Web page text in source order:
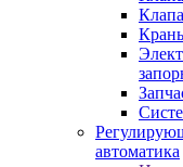
автоматика